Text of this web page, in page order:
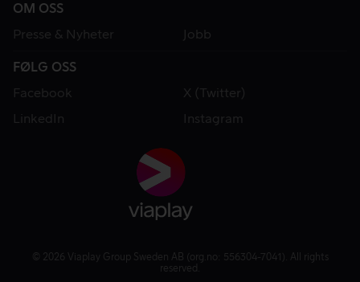
OM OSS
Presse & Nyheter
Jobb
FØLG OSS
Facebook
X (Twitter)
LinkedIn
Instagram
© 2026 Viaplay Group Sweden AB (org.no: 556304-7041). All rights
reserved.